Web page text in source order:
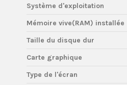
Système d'exploitation
Mémoire vive(RAM) installée
Taille du disque dur
Carte graphique
Type de l'écran